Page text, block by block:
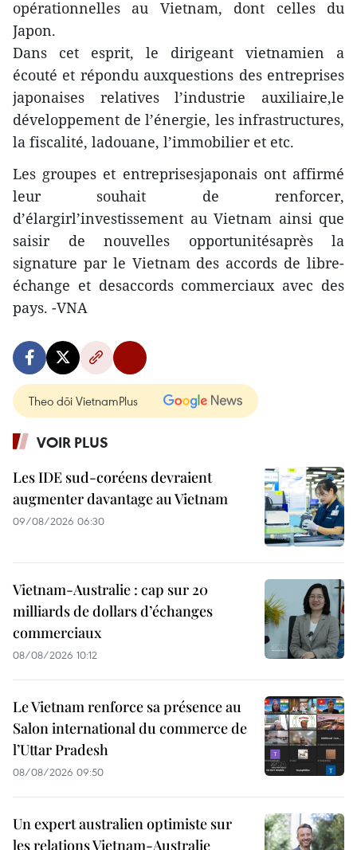
opérationnelles au Vietnam, dont celles du
Japon.
Dans cet esprit, le dirigeant vietnamien a
écouté et répondu auxquestions des entreprises
japonaises relatives l’industrie auxiliaire,le
développement de l’énergie, les infrastructures,
la fiscalité, ladouane, l’immobilier et etc.
Les groupes et entreprisesjaponais ont affirmé
leur souhait de renforcer,
d’élargirl’investissement au Vietnam ainsi que
saisir de nouvelles opportunitésaprès la
signature par le Vietnam des accords de libre-
échange et desaccords commerciaux avec des
pays. -VNA
Theo dõi VietnamPlus
VOIR PLUS
Les IDE sud-coréens devraient
augmenter davantage au Vietnam
09/08/2026 06:30
Vietnam-Australie : cap sur 20
milliards de dollars d’échanges
commerciaux
08/08/2026 10:12
Le Vietnam renforce sa présence au
Salon international du commerce de
l’Uttar Pradesh
08/08/2026 09:50
Un expert australien optimiste sur
les relations Vietnam-Australie